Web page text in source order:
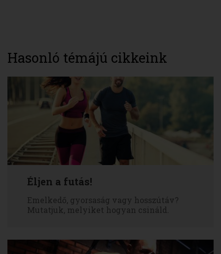
Hasonló témájú cikkeink
Éljen a futás!
Emelkedő, gyorsaság vagy hosszútáv?
Mutatjuk, melyiket hogyan csináld.